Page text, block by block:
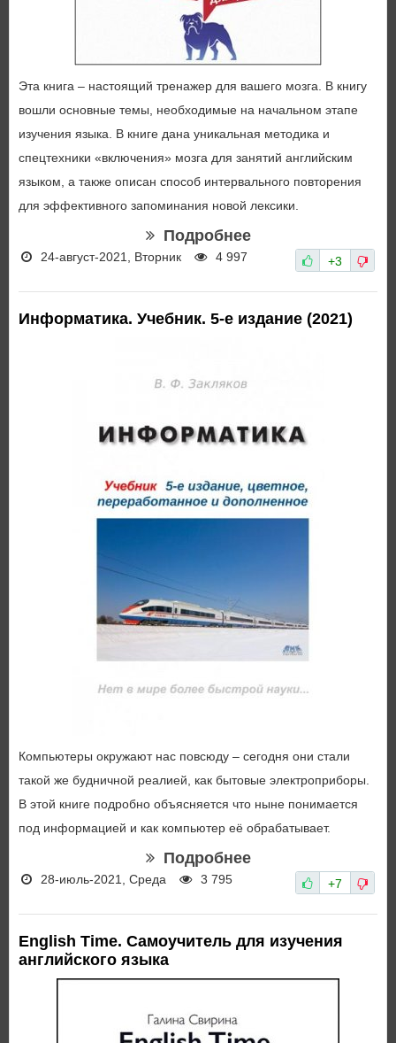
Эта книга – настоящий тренажер для вашего мозга. В книгу
вошли основные темы, необходимые на начальном этапе
изучения языка. В книге дана уникальная методика и
спецтехники «включения» мозга для занятий английским
языком, а также описан способ интервального повторения
для эффективного запоминания новой лексики.
Подробнее
24-август-2021, Вторник 4 997 +3
Информатика. Учебник. 5-е издание (2021)
Компьютеры окружают нас повсюду – сегодня они стали
такой же будничной реалией, как бытовые электроприборы.
В этой книге подробно объясняется что ныне понимается
под информацией и как компьютер её обрабатывает.
Подробнее
28-июль-2021, Среда 3 795 +7
English Time. Самоучитель для изучения
английского языка